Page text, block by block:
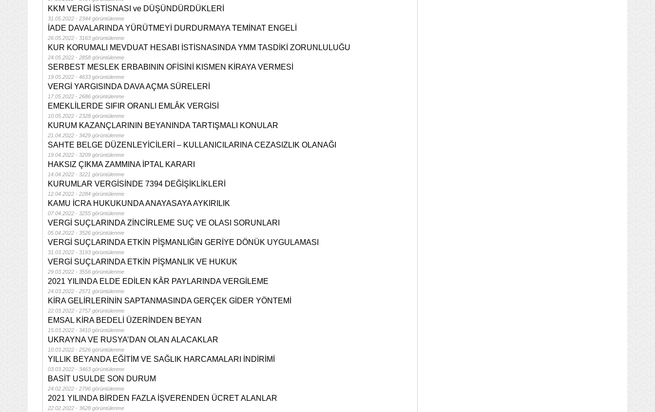
KKM VERGİ İSTİSNASI ve DÜŞÜNDÜRDÜKLERİ
31.05.2022 - 2344 görüntülenme
İADE DAVALARINDA YÜRÜTMEYİ DURDURMAYA TEMİNAT ENGELİ
26.05.2022 - 3163 görüntülenme
KUR KORUMALI MEVDUAT HESABI İSTİSNASINDA YMM TASDİKİ ZORUNLULUĞU
24.05.2022 - 2858 görüntülenme
SERBEST MESLEK ERBABININ OFİSİNİ KISMEN KİRAYA VERMESİ
19.05.2022 - 4633 görüntülenme
VERGİ YARGISINDA DAVA AÇMA SÜRELERİ
17.05.2022 - 2686 görüntülenme
EMEKLİLERDE SIFIR ORANLI EMLÂK VERGİSİ
10.05.2022 - 2328 görüntülenme
KURUM KAZANÇLARININ BEYANINDA TARTIŞMALI KONULAR
21.04.2022 - 3429 görüntülenme
SAHTE BELGE DÜZENLEYİCİLERİ – KULLANICILARINA CEZASIZLIK OLANAĞI
19.04.2022 - 3209 görüntülenme
HAKSIZ ÇIKMA ZAMMINA İPTAL KARARI
14.04.2022 - 3221 görüntülenme
KURUMLAR VERGİSİNDE 7394 DEĞİŞİKLİKLERİ
12.04.2022 - 2284 görüntülenme
KAMU İCRA HUKUKUNDA ANAYASAYA AYKIRILIK
07.04.2022 - 3255 görüntülenme
VERGİ SUÇLARINDA ZİNCİRLEME SUÇ VE OLASI SORUNLARI
05.04.2022 - 3526 görüntülenme
VERGİ SUÇLARINDA ETKİN PİŞMANLIĞIN GERİYE DÖNÜK UYGULAMASI
31.03.2022 - 3193 görüntülenme
VERGİ SUÇLARINDA ETKİN PİŞMANLIK VE HUKUK
29.03.2022 - 3556 görüntülenme
2021 YILINDA ELDE EDİLEN KÂR PAYLARINDA VERGİLEME
24.03.2022 - 2571 görüntülenme
KİRA GELİRLERİNİN SAPTANMASINDA GERÇEK GİDER YÖNTEMİ
22.03.2022 - 2757 görüntülenme
EMSAL KİRA BEDELİ ÜZERİNDEN BEYAN
15.03.2022 - 3410 görüntülenme
UKRAYNA VE RUSYA’DAN OLAN ALACAKLAR
10.03.2022 - 2526 görüntülenme
YILLIK BEYANDA EĞİTİM VE SAĞLIK HARCAMALARI İNDİRİMİ
03.03.2022 - 3463 görüntülenme
BASİT USULDE SON DURUM
24.02.2022 - 2796 görüntülenme
2021 YILINDA BİRDEN FAZLA İŞVERENDEN ÜCRET ALANLAR
22.02.2022 - 3628 görüntülenme